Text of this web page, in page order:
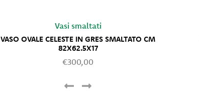
Vasi smaltati
VASO OVALE CELESTE IN GRES SMALTATO CM
82X62.5X17
€300,00